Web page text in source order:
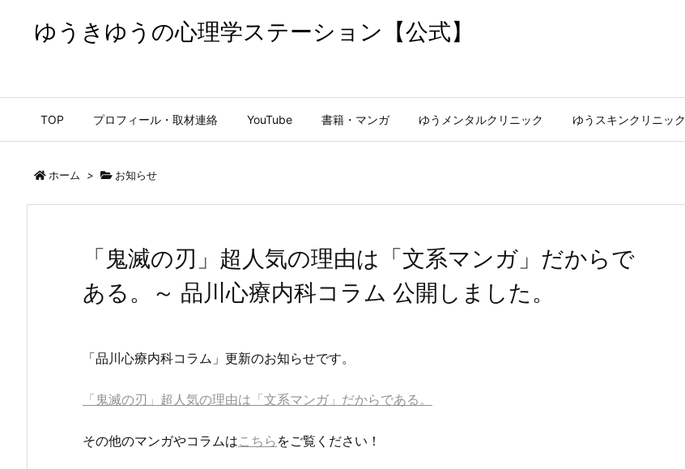
ゆうきゆうの心理学ステーション【公式】
TOP プロフィール・取材連絡 YouTube 書籍・マンガ ゆうメンタルクリニック ゆうスキンクリニック
ホーム > お知らせ
「鬼滅の刃」超人気の理由は「文系マンガ」だからで
ある。～ 品川心療内科コラム 公開しました。
「品川心療内科コラム」更新のお知らせです。
「鬼滅の刃」超人気の理由は「文系マンガ」だからである。
その他のマンガやコラムはこちら をご覧ください！